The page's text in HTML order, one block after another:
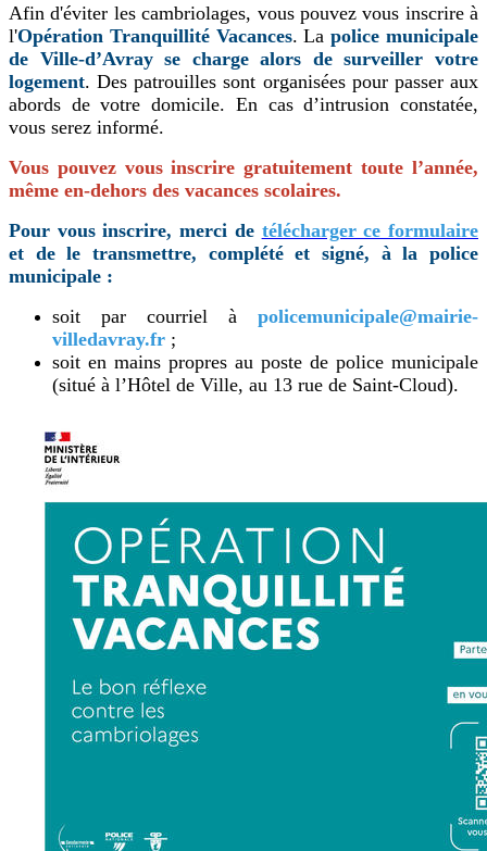
Afin d'éviter les cambriolages, vous pouvez vous inscrire à
l'Opération Tranquillité Vacances. Lapolice municipale
de Ville-d’Avray se charge alors de surveiller votre
logement. Des patrouilles sont organisées pour passer aux
abords de votre domicile. En cas d’intrusion constatée,
vous serez informé.
Vous pouvez vous inscrire gratuitement toute l’année,
même en-dehors des vacances scolaires.
Pour vous inscrire, merci de télécharger ce formulaire
et de le transmettre, complété et signé, à la police
municipale :
soit par courriel à policemunicipale@mairie-
villedavray.fr ;
soit en mains propres au poste de police municipale
(situé à l’Hôtel de Ville, au 13 rue de Saint-Cloud).